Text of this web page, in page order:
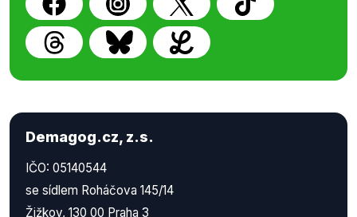
Demagog.cz, z.s.
IČO: 05140544
se sídlem Roháčova 145/14
Žižkov, 130 00 Praha 3